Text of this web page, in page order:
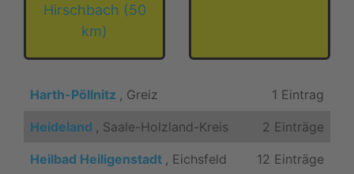
Hirschbach (50
km)
1 Eintrag
Harth-Pöllnitz , Greiz
2 Einträge
Heideland , Saale-Holzland-Kreis
12 Einträge
Heilbad Heiligenstadt , Eichsfeld